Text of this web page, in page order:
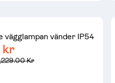
vägglampan vänder IP54
kr
Kr